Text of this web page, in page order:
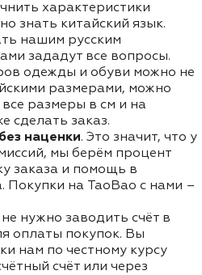
характеристики
знать китайский язык.
нашим русским
зададут все вопросы.
одежды и обуви можно не
размерами, можно
размеры в см и на
сделать заказ.
наценки. Это значит, что у
мы берём процент
заказа и помощь в
Покупки на TaoBao с нами –
нужно заводить счёт в
оплаты покупок. Вы
нам по честному курсу
счёт или через